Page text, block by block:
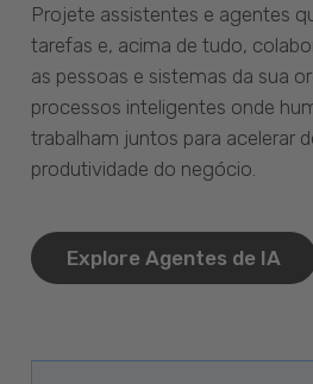
Projete assistentes e agentes
tarefas e, acima de tudo,
as pessoas e sistemas da sua
processos inteligentes onde
trabalham juntos para acelerar
produtividade do negócio.
Explore Agentes de IA